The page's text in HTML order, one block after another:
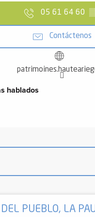
05 61 64 60
Contáctenos
hablados
hablados
PUEBLO, LA